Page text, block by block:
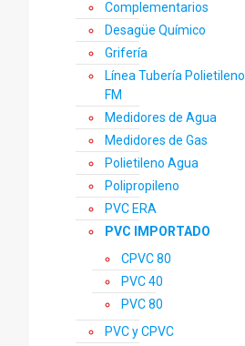
Complementarios
Desagüe Químico
Grifería
Línea Tubería Polietileno
FM
Medidores de Agua
Medidores de Gas
Polietileno Agua
Polipropileno
PVC ERA
PVC IMPORTADO
CPVC 80
PVC 40
PVC 80
PVC y CPVC